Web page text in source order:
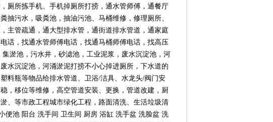
厕所拣手机、手机掉厕所打捞，通水管师傅，通餐厅
抽污水，吸粪池，抽油污池、马桶维修，修理厕所、
主管疏通，通大型排水管，通街道排水管道，通家庭
话，找通水管师傅电话，找通马桶师傅电话，找高压
淤池，污水井，砂滤池，工业泥浆，废水沉淀池，河
水沉淀池，河涌淤泥打捞不小心掉进厕所，下水道的
料瓶等物品给排水管道、卫浴/洁具、水龙头/阀门安
，移位等维修，高空管道安装、更换，管道改建，厨
、等市政工程城市绿化工程，路面清洗、生活垃圾清
便池 阳台 洗手间 卫生间 厨房 浴缸 洗手盆 洗脸盆 洗